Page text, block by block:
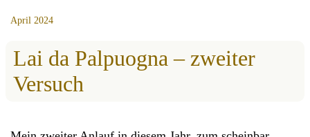
April 2024
Lai da Palpuogna – zweiter
Versuch